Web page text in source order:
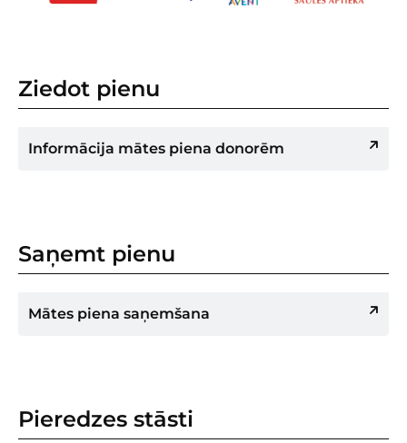
Ziedot pienu
Informācija mātes piena donorēm
Saņemt pienu
Mātes piena saņemšana
Pieredzes stāsti